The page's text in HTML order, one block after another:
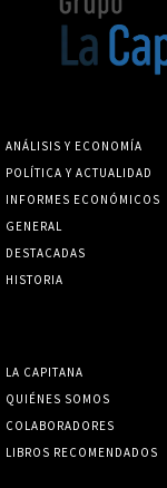
ANÁLISIS Y ECONOMÍA
POLÍTICA Y ACTUALIDAD
INFORMES ECONÓMICOS
GENERAL
DESTACADAS
HISTORIA
LA CAPITANA
QUIÉNES SOMOS
COLABORADORES
LIBROS RECOMENDADOS